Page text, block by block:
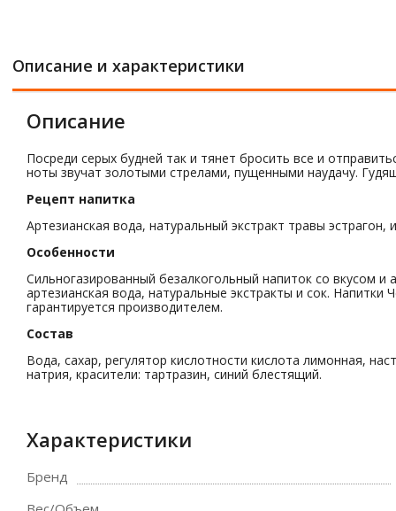
Описание и характеристики
Описание
Посреди серых будней так и тянет бросить все и
ноты звучат золотыми стрелами, пущенными наудачу.
Рецепт напитка
Артезианская вода, натуральный экстракт травы
Особенности
Сильногазированный безалкогольный напиток со вкусом
артезианская вода, натуральные экстракты и сок.
гарантируется производителем.
Состав
Вода, сахар, регулятор кислотности кислота лимонная,
натрия, красители: тартразин, синий блестящий.
Характеристики
Бренд